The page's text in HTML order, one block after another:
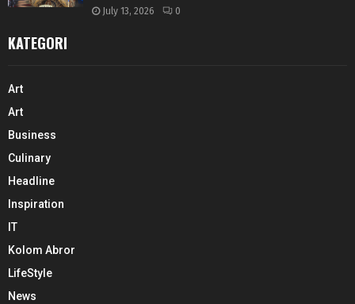
July 13, 2026 0
KATEGORI
Art
Art
Business
Culinary
Headline
Inspiration
IT
Kolom Abror
LifeStyle
News